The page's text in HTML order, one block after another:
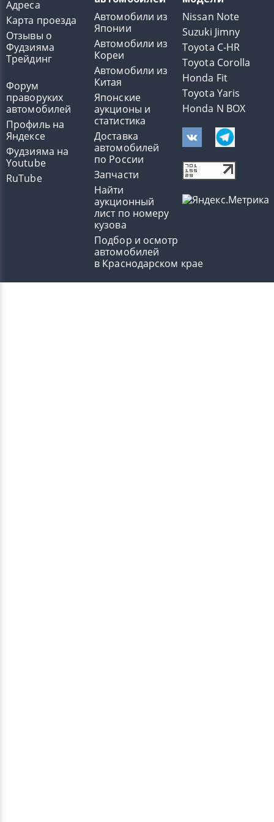
Адреса
Карта проезда
Отзывы о
Фудзияма
Трейдинг
Форум
праворуких
автомобилей
Профиль на
Яндексе
Фудзияма на
Youtube
RuTube
Автомобили из
Японии
Автомобили из
Кореи
Автомобили из
Китая
Японские
аукционы и
статистика
Доставка
автомобилей
по России
Запчасти
Найти
аукционный
лист по номеру
кузова
Подбор и осмотр
автомобилей
в Краснодарском крае
Nissan Note
Suzuki Jimny
Toyota C-HR
Toyota Corolla
Honda Fit
Toyota Yaris
Honda N BOX